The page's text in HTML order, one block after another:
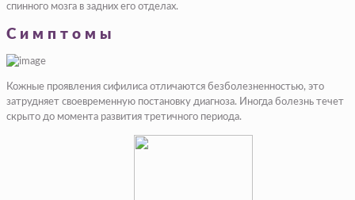
спинного мозга в задних его отделах.
Симптомы
Кожные проявления сифилиса отличаются безболезненностью, это
затрудняет своевременную постановку диагноза. Иногда болезнь течет
скрыто до момента развития третичного периода.